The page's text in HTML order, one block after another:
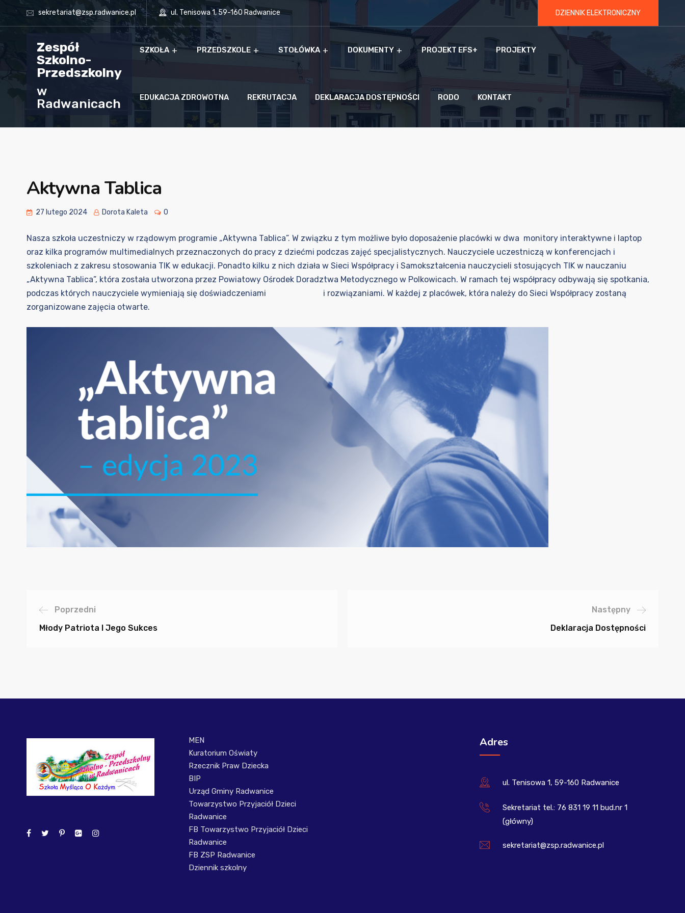
sekretariat@zsp.radwanice.pl ul. Tenisowa 1, 59-160 Radwanice DZIENNIK ELEKTRONICZNY
Zespół
Szkolno-
Przedszkolny
w
Radwanicach
SZKOŁA PRZEDSZKOLE STOŁÓWKA DOKUMENTY PROJEKT EFS+ PROJEKTY
EDUKACJA ZDROWOTNA REKRUTACJA DEKLARACJA DOSTĘPNOŚCI RODO KONTAKT
Aktywna Tablica
27 lutego 2024 Dorota Kaleta 0
Nasza szkoła uczestniczy w rządowym programie „Aktywna Tablica”. W związku z tym możliwe było doposażenie placówki w dwa monitory interaktywne i laptop
oraz kilka programów multimedialnych przeznaczonych do pracy z dziećmi podczas zajęć specjalistycznych. Nauczyciele uczestniczą w konferencjach i
szkoleniach z zakresu stosowania TIK w edukacji. Ponadto kilku z nich działa w Sieci Współpracy i Samokształcenia nauczycieli stosujących TIK w nauczaniu
„Aktywna Tablica”, która została utworzona przez Powiatowy Ośrodek Doradztwa Metodycznego w Polkowicach. W ramach tej współpracy odbywają się spotkania,
podczas których nauczyciele wymieniają się doświadczeniami i rozwiązaniami. W każdej z placówek, która należy do Sieci Współpracy zostaną
zorganizowane zajęcia otwarte.
Poprzedni
Młody Patriota I Jego Sukces
Następny
Deklaracja Dostępności
MEN
Kuratorium Oświaty
Rzecznik Praw Dziecka
BIP
Urząd Gminy Radwanice
Towarzystwo Przyjaciół Dzieci
Radwanice
FB Towarzystwo Przyjaciół Dzieci
Radwanice
FB ZSP Radwanice
Dziennik szkolny
Adres
ul. Tenisowa 1, 59-160 Radwanice
Sekretariat tel.: 76 831 19 11 bud.nr 1
(główny)
sekretariat@zsp.radwanice.pl